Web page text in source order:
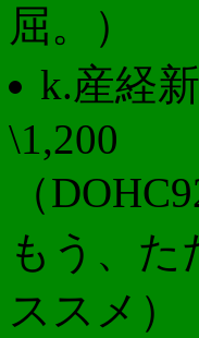
屈。）
k.産経
\1,200
（
もう、
ススメ）